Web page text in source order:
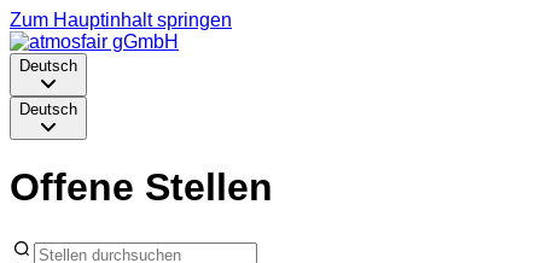
Zum Hauptinhalt springen
Deutsch
Deutsch
Offene Stellen